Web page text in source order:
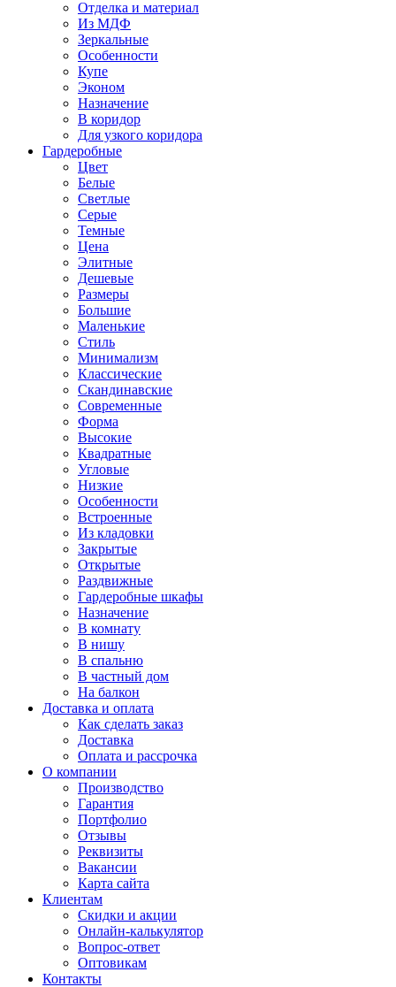
Отделка и материал
Из МДФ
Зеркальные
Особенности
Купе
Эконом
Назначение
В коридор
Для узкого коридора
Гардеробные
Цвет
Белые
Светлые
Серые
Темные
Цена
Элитные
Дешевые
Размеры
Большие
Маленькие
Стиль
Минимализм
Классические
Скандинавские
Современные
Форма
Высокие
Квадратные
Угловые
Низкие
Особенности
Встроенные
Из кладовки
Закрытые
Открытые
Раздвижные
Гардеробные шкафы
Назначение
В комнату
В нишу
В спальню
В частный дом
На балкон
Доставка и оплата
Как сделать заказ
Доставка
Оплата и рассрочка
О компании
Производство
Гарантия
Портфолио
Отзывы
Реквизиты
Вакансии
Карта сайта
Клиентам
Скидки и акции
Онлайн-калькулятор
Вопрос-ответ
Оптовикам
Контакты